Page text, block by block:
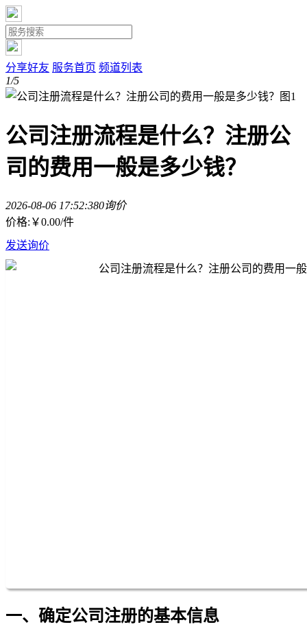
分享好友 服务首页 频道列表
1/5
公司注册流程是什么？注册公
司的费用一般是多少钱？
2026-08-06 17:52:380询价
价格: ￥0.00/件
发送询价
一、确定公司注册的基本信息